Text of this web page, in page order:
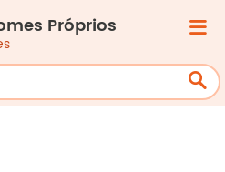
Próprios